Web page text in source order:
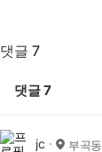
댓글 7
댓글7
jc 부곡동